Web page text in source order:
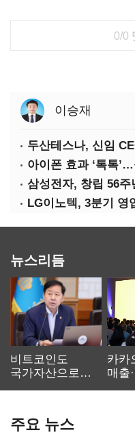
0/0
이승재
두산테스나, 신임
아이폰 효과 ‘톡톡
LG이노텍, 3분기 영
뉴스리듬
비트코인도
국가자산으로…'
카카
매출
주요 뉴스